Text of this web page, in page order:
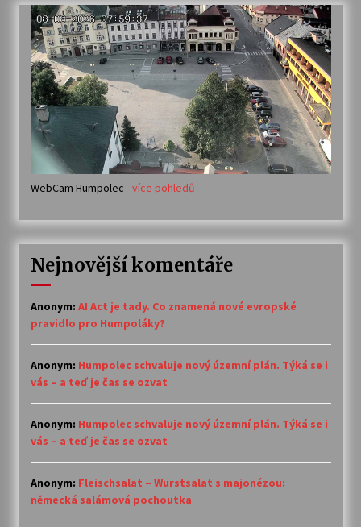
WebCam Humpolec -více pohledů
Nejnovější komentáře
Anonym: AI Act je tady. Co znamená nové evropské
pravidlo pro Humpoláky?
Anonym: Humpolec schvaluje nový územní plán. Týká se i
vás – a teď je čas se ozvat
Anonym: Humpolec schvaluje nový územní plán. Týká se i
vás – a teď je čas se ozvat
Anonym: Fleischsalat – Wurstsalat s majonézou:
německá salámová pochoutka